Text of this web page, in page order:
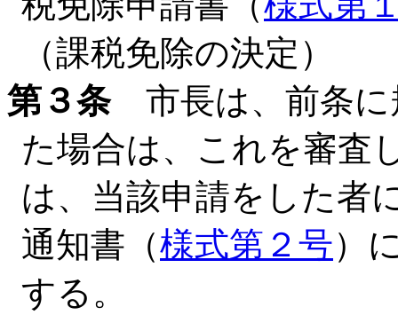
（課税免除の決定）
第３条市長は、前条に
た場合は、これを審査
は、当該申請をした者
通知書（様式第２号）
する。